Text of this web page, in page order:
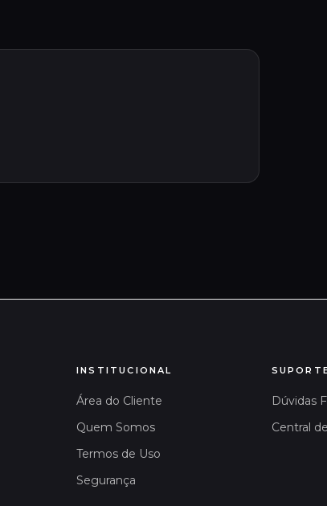
INSTITUCIONAL
Área do Cliente
Quem Somos
Termos de Uso
Segurança
Dúvidas
Central